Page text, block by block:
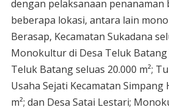
dengan pelaksanaan penanaman
beberapa lokasi, antara lain
Berasap, Kecamatan Sukadana
Monokultur di Desa Teluk Batang
Teluk Batang seluas 20.000 m²;
Usaha Sejati Kecamatan Simpang
m²; dan Desa Satai Lestari;